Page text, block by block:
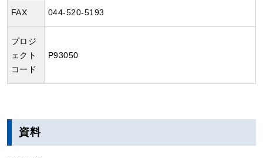
FAX 044-520-5193
プロジ
ェクト
コード
P93050
資料